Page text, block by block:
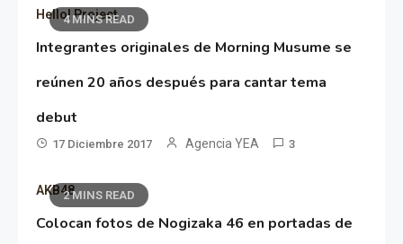
4 MINS READ
Hello! Project
Integrantes originales de Morning Musume se
reúnen 20 años después para cantar tema
debut
17 Diciembre 2017 Agencia YEA 3
2 MINS READ
AKB48
Colocan fotos de Nogizaka 46 en portadas de